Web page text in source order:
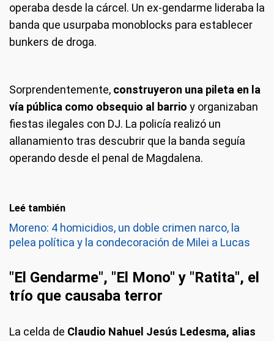
operaba desde la cárcel. Un ex-gendarme lideraba la
banda que usurpaba monoblocks para establecer
bunkers de droga.
Sorprendentemente, construyeron una pileta en la
vía pública como obsequio al barrio y organizaban
fiestas ilegales con DJ. La policía realizó un
allanamiento tras descubrir que la banda seguía
operando desde el penal de Magdalena.
Leé también
Moreno: 4 homicidios, un doble crimen narco, la
pelea política y la condecoración de Milei a Lucas
"El Gendarme", "El Mono" y "Ratita", el
trío que causaba terror
La celda de Claudio Nahuel Jesús Ledesma, alias